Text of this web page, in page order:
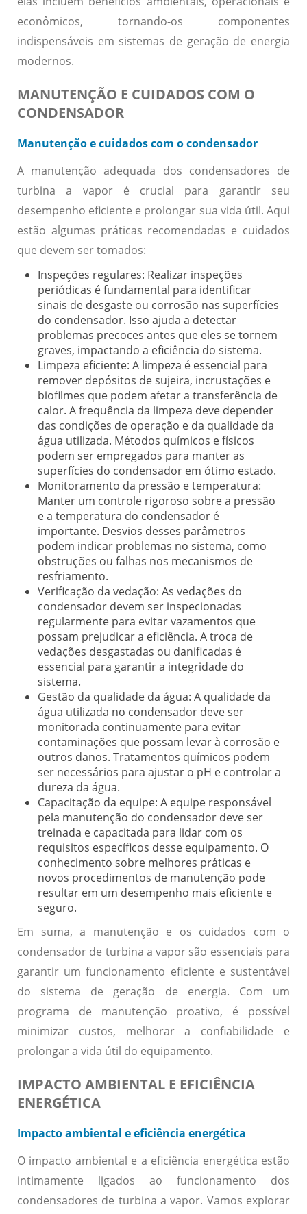
econômicos, tornando-os componentes
indispensáveis em sistemas de geração de energia
modernos.
MANUTENÇÃO E CUIDADOS COM O
CONDENSADOR
Manutenção e cuidados com o condensador
A manutenção adequada dos condensadores de
turbina a vapor é crucial para garantir seu
desempenho eficiente e prolongar sua vida útil. Aqui
estão algumas práticas recomendadas e cuidados
que devem ser tomados:
Inspeções regulares: Realizar inspeções
periódicas é fundamental para identificar
sinais de desgaste ou corrosão nas superfícies
do condensador. Isso ajuda a detectar
problemas precoces antes que eles se tornem
graves, impactando a eficiência do sistema.
Limpeza eficiente: A limpeza é essencial para
remover depósitos de sujeira, incrustações e
biofilmes que podem afetar a transferência de
calor. A frequência da limpeza deve depender
das condições de operação e da qualidade da
água utilizada. Métodos químicos e físicos
podem ser empregados para manter as
superfícies do condensador em ótimo estado.
Monitoramento da pressão e temperatura:
Manter um controle rigoroso sobre a pressão
e a temperatura do condensador é
importante. Desvios desses parâmetros
podem indicar problemas no sistema, como
obstruções ou falhas nos mecanismos de
resfriamento.
Verificação da vedação: As vedações do
condensador devem ser inspecionadas
regularmente para evitar vazamentos que
possam prejudicar a eficiência. A troca de
vedações desgastadas ou danificadas é
essencial para garantir a integridade do
sistema.
Gestão da qualidade da água: A qualidade da
água utilizada no condensador deve ser
monitorada continuamente para evitar
contaminações que possam levar à corrosão e
outros danos. Tratamentos químicos podem
ser necessários para ajustar o pH e controlar a
dureza da água.
Capacitação da equipe: A equipe responsável
pela manutenção do condensador deve ser
treinada e capacitada para lidar com os
requisitos específicos desse equipamento. O
conhecimento sobre melhores práticas e
novos procedimentos de manutenção pode
resultar em um desempenho mais eficiente e
seguro.
Em suma, a manutenção e os cuidados com o
condensador de turbina a vapor são essenciais para
garantir um funcionamento eficiente e sustentável
do sistema de geração de energia. Com um
programa de manutenção proativo, é possível
minimizar custos, melhorar a confiabilidade e
prolongar a vida útil do equipamento.
IMPACTO AMBIENTAL E EFICIÊNCIA
ENERGÉTICA
Impacto ambiental e eficiência energética
O impacto ambiental e a eficiência energética estão
intimamente ligados ao funcionamento dos
condensadores de turbina a vapor. Vamos explorar